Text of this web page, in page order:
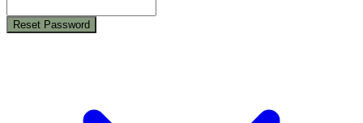
Reset Password